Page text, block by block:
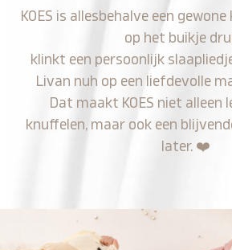
KOES is allesbehalve een
op het buikje
klinkt een persoonlijk
Livan nuh op een liefdevolle
Dat maakt KOES niet alleen
knuffelen, maar ook een
later. ❤️